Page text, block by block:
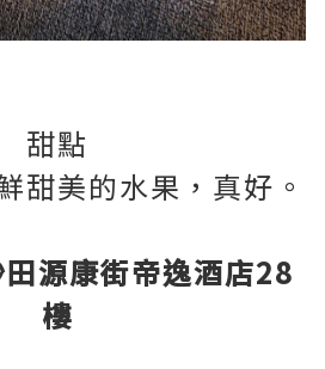
甜點
甜美的水果，真好。
源康街帝逸酒店28
樓